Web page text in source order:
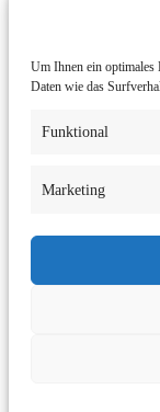
Um Ihnen ein optimales
Daten wie das
Funktional
Marketing